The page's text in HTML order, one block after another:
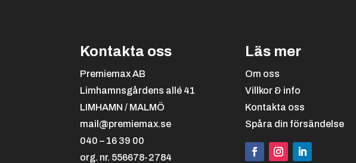
Kontakta oss
Premiemax AB
Limhamnsgårdens allé 41
LIMHAMN / MALMÖ
mail@premiemax.se
040 – 16 39 00
org. nr. 556678-2784
Läs mer
Om oss
Villkor & info
Kontakta oss
Spåra din försändelse